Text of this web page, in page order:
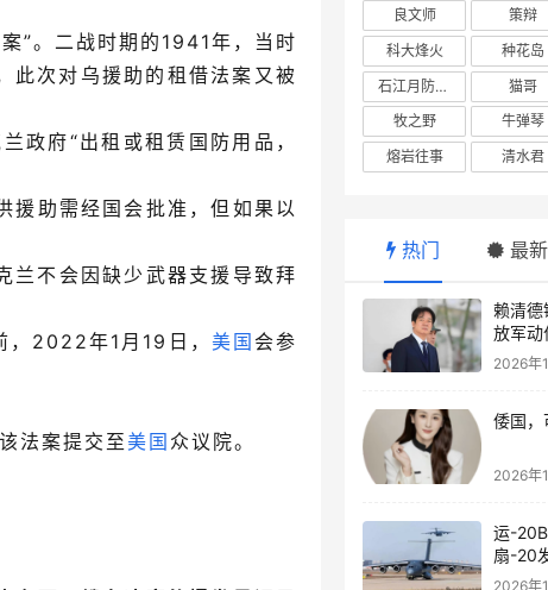
”。二战时期的1941年，当时
此次对乌援助的租借法案又被
政府“出租或租赁 国防用品，
援助需经国会批准，但如果以
兰不会因缺少武器支援导致拜
，2022年1月19日， 美国 会参
法案提交至美国 众议院。
良文师
策辩
科大烽火
种花岛
石江月防务观察
猫哥
牧之野
牛弹琴
熔岩往事
清水君
热门 最新
赖清德
放军动
“真正
2026年
倭国，
2026年
运-20B
扇-20
大突破
2026年